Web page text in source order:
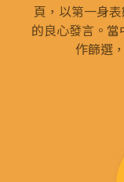
頁，以第一身
的良心發言。
作篩選